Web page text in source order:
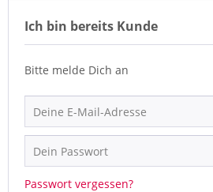
Ich bin bereits Kunde
Bitte melde Dich an
Passwort vergessen?